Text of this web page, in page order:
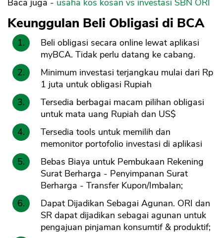
Baca juga - usaha kos kosan vs investasi SBN ORI
Keunggulan Beli Obligasi di BCA
Beli obligasi secara online lewat aplikasi
myBCA. Tidak perlu datang ke cabang.
Minimum investasi terjangkau mulai dari Rp
1 juta untuk obligasi Rupiah
Tersedia berbagai macam pilihan obligasi
untuk mata uang Rupiah dan US$
Tersedia tools untuk memilih dan
memonitor portofolio investasi di aplikasi
Bebas Biaya untuk Pembukaan Rekening
Surat Berharga - Penyimpanan Surat
Berharga - Transfer Kupon/Imbalan;
Dapat Dijadikan Sebagai Agunan. ORI dan
SR dapat dijadikan sebagai agunan untuk
pengajuan pinjaman konsumtif & produktif;